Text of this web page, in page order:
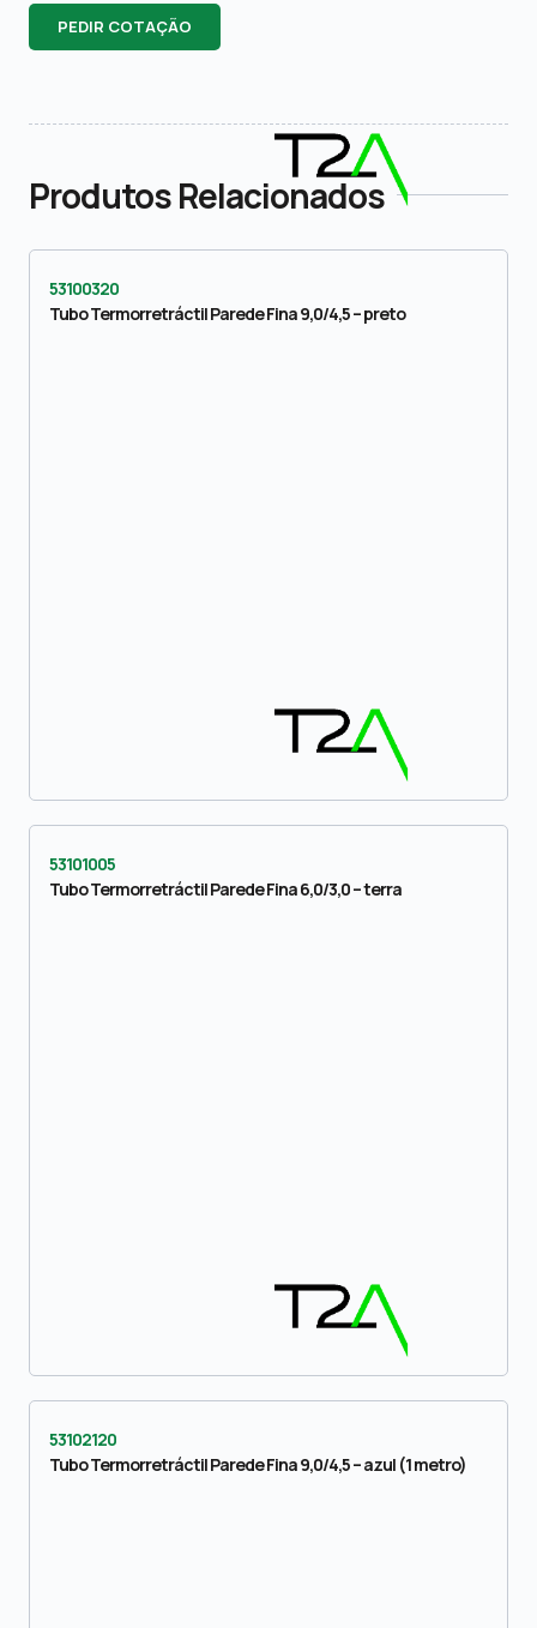
PEDIR COTAÇÃO
Produtos Relacionados
53100320
Tubo Termorretráctil Parede Fina 9,0/4,5 – preto
53101005
Tubo Termorretráctil Parede Fina 6,0/3,0 – terra
53102120
Tubo Termorretráctil Parede Fina 9,0/4,5 – azul (1 metro)